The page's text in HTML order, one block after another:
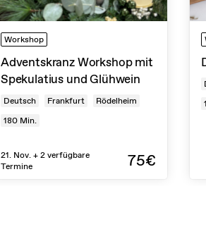
Workshop
Adventskranz Workshop mit
Spekulatius und Glühwein
Deutsch Frankfurt
Rödelheim
180 Min.
21. Nov. + 2 verfügbare
Termine
75€